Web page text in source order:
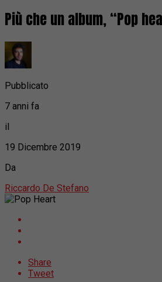
Più che un album, “Pop
Pubblicato
7 anni fa
il
19 Dicembre 2019
Da
Riccardo De Stefano
Share
Tweet